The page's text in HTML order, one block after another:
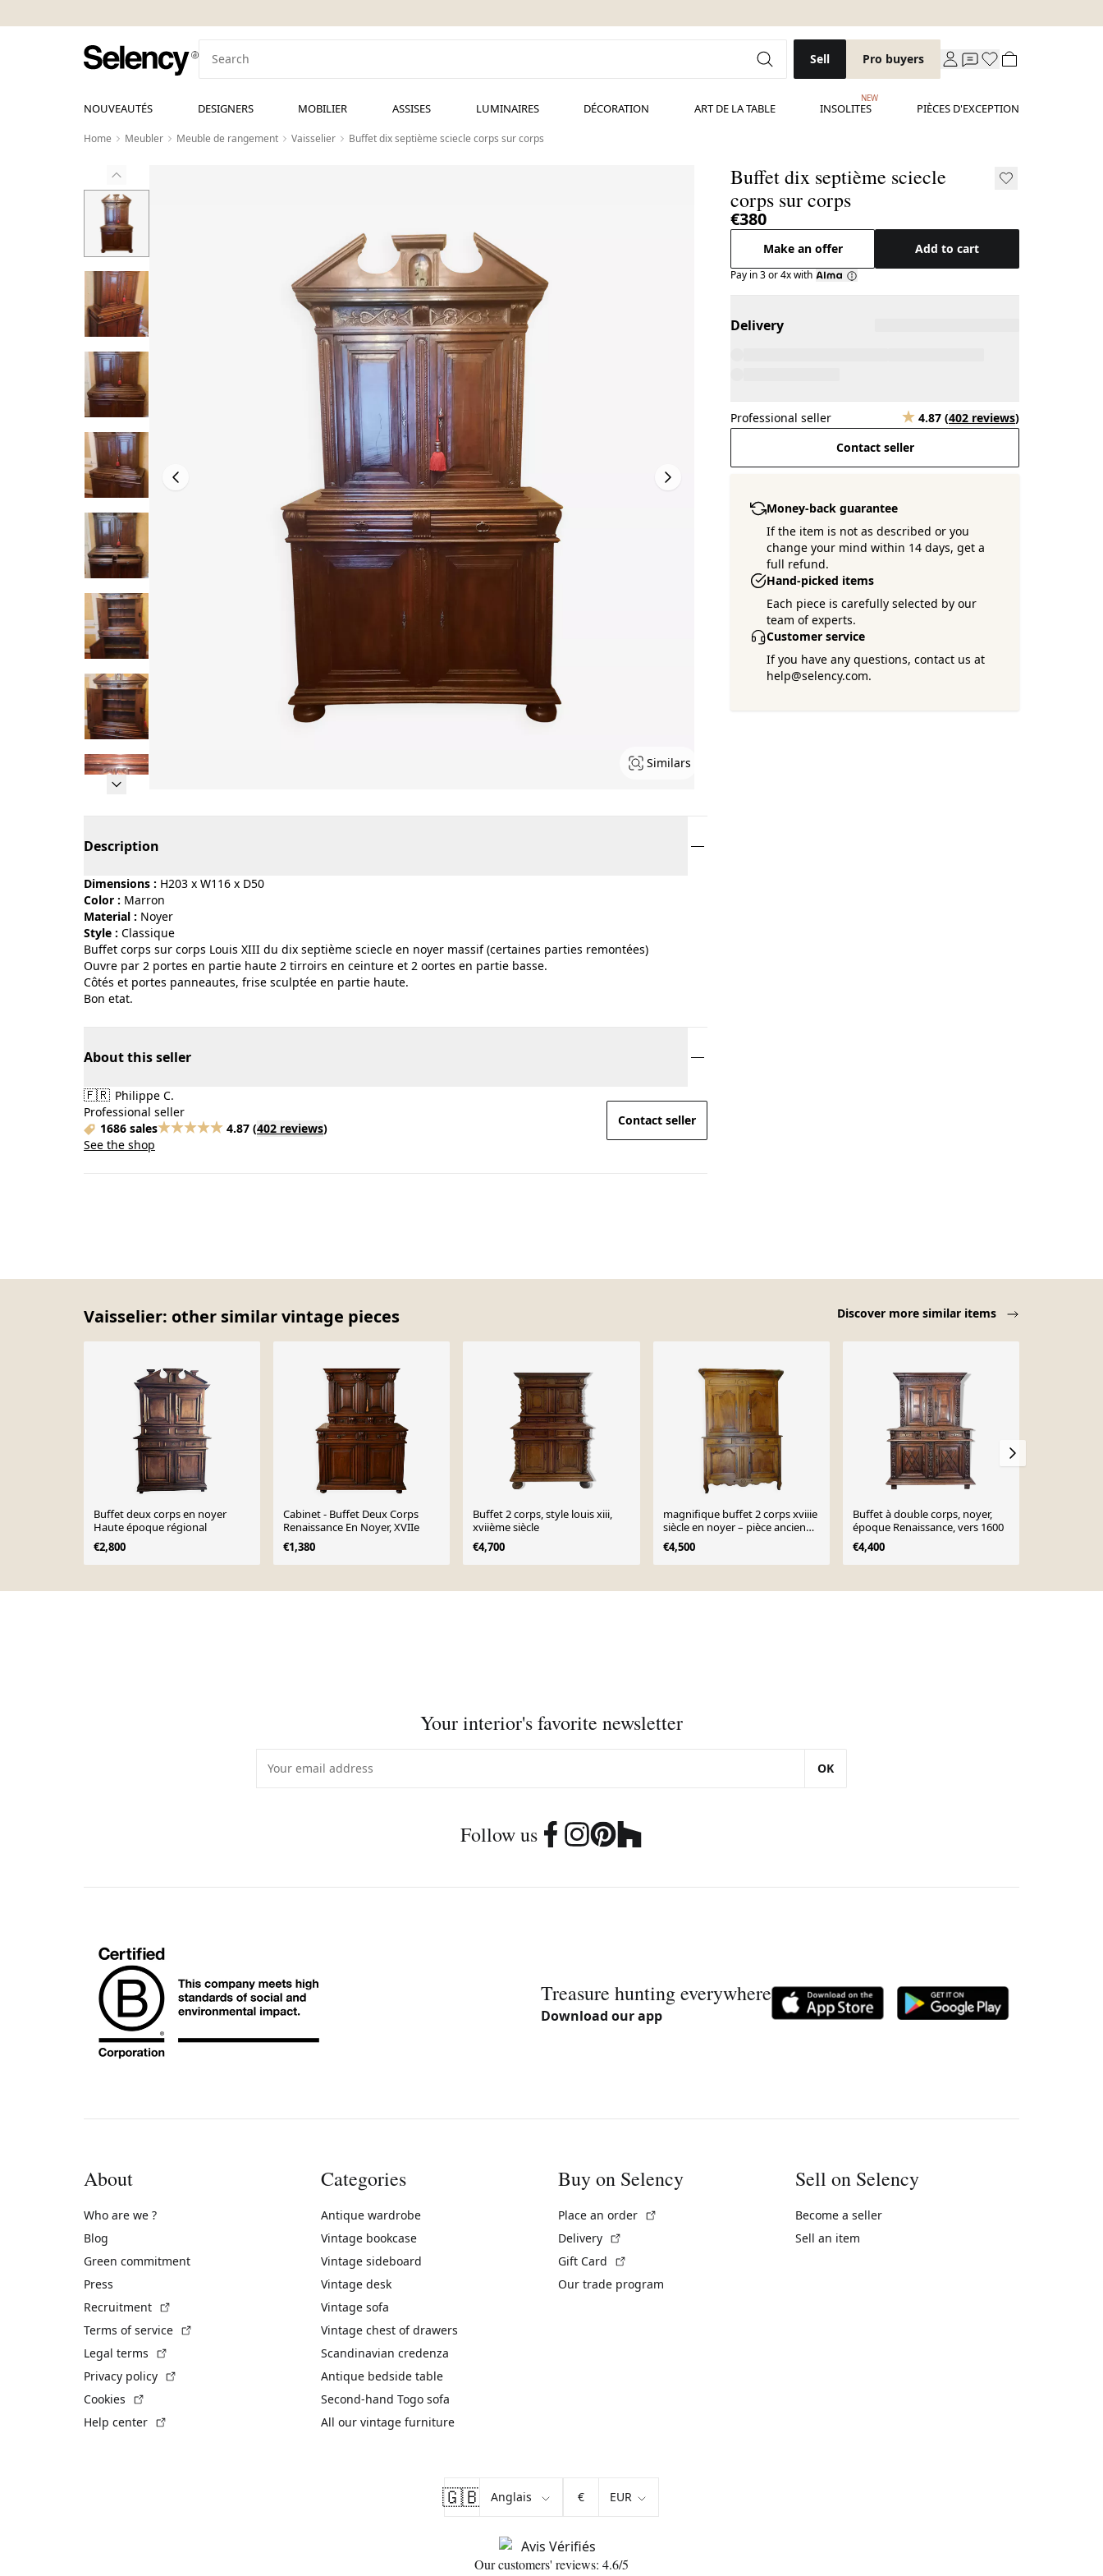
Sell Pro buyers
NOUVEAUTÉS DESIGNERS MOBILIER ASSISES LUMINAIRES DÉCORATION ART DE LA TABLE INSOLITES
NEW
PIÈCES D'EXCEPTION
Home Meubler Meuble de rangement Vaisselier Buffet dix septième sciecle corps sur corps
Similars
Buffet dix septième sciecle
corps sur corps
€380
Make an offer Add to cart
Pay in 3 or 4x with
Delivery
Professional seller 4.87 (402 reviews)
Contact seller
Money-back guarantee
If the item is not as described or you
change your mind within 14 days, get a
full refund.
Hand-picked items
Each piece is carefully selected by our
team of experts.
Customer service
If you have any questions, contact us at
help@selency.com.
Description
Dimensions : H203 x W116 x D50
Color :
marron
Material :
noyer
Style :
classique
Buffet corps sur corps Louis XIII du dix septième sciecle en noyer massif (certaines parties remontées)
Ouvre par 2 portes en partie haute 2 tirroirs en ceinture et 2 oortes en partie basse.
Côtés et portes panneautes, frise sculptée en partie haute.
Bon etat.
About this seller
🇫🇷 Philippe C.
Professional seller
1686 sales
4.87 (402 reviews)
See the shop
Contact seller
Vaisselier: other similar vintage pieces Discover more similar items
Buffet deux corps en noyer
Haute époque régional
€2,800
Cabinet - Buffet Deux Corps
Renaissance En Noyer, XVIIe
€1,380
Buffet 2 corps, style louis xiii,
xviième siècle
€4,700
magnifique buffet 2 corps xviiie
siècle en noyer – pièce ancienne
d’excepti
€4,500
Buffet à double corps, noyer,
époque Renaissance, vers 1600
€4,400
Your interior's favorite newsletter
OK
Follow us
Treasure hunting everywhere
Download our app
About
Who are we ?
Blog
Green commitment
Press
Recruitment
Terms of service
Legal terms
Privacy policy
Cookies
Help center
Categories
Antique wardrobe
Vintage bookcase
Vintage sideboard
Vintage desk
Vintage sofa
Vintage chest of drawers
Scandinavian credenza
Antique bedside table
Second-hand Togo sofa
All our vintage furniture
Buy on Selency
Place an order
Delivery
Gift Card
Our trade program
Sell on Selency
Become a seller
Sell an item
🇬🇧 €
Our customers' reviews: 4.6/5